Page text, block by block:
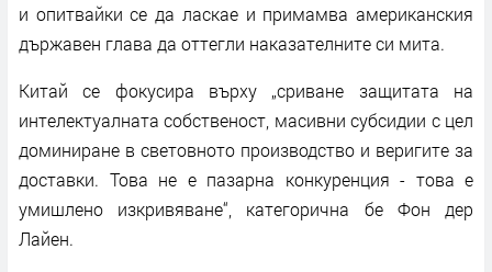
и опитвайки се да ласкае и примамва американския
държавен глава да оттегли наказателните си мита.
Китай се фокусира върху „сриване защитата на
интелектуалната собственост, масивни субсидии с цел
доминиране в световното производство и веригите за
доставки. Това не е пазарна конкуренция - това е
умишлено изкривяване“, категорична бе Фон дер
Лайен.